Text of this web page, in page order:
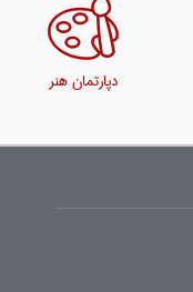
دپارتمان هنر